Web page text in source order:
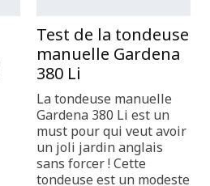
Test de la tondeuse
manuelle Gardena
380 Li
La tondeuse manuelle
Gardena 380 Li est un
must pour qui veut avoir
un joli jardin anglais
sans forcer ! Cette
tondeuse est un modeste